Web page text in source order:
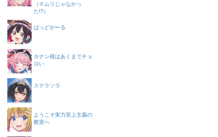
（※ムリじゃなかっ
た!?）
ばっどがーる
カナン様はあくまでチョ
ロい
ステラソラ
ようこそ実力至上主義の
教室へ